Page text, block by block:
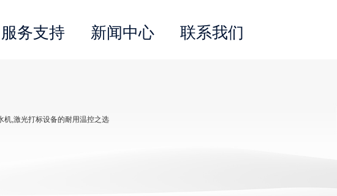
服务支持 新闻中心 联系我们